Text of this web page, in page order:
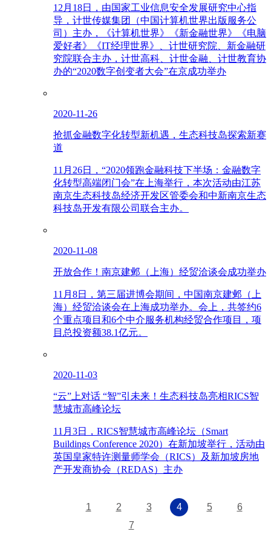
12月18日，由国家工业信息安全发展研究中心指
导，计世传媒集团（中国计算机世界出版服务公
司）主办，《计算机世界》《新金融世界》《电脑
爱好者》《IT经理世界》、计世研究院、新金融研
究院联合主办，计世高科、计世金融、计世教育协
办的“2020数字创变者大会”在京成功举办
2020-11-26
抢抓金融数字化转型新机遇，生态科技岛探索新赛
道
11月26日，“2020领跑金融科技下半场：金融数字
化转型高端闭门会”在上海举行，本次活动由江苏
南京生态科技岛经济开发区管委会和中新南京生态
科技岛开发有限公司联合主办。
2020-11-08
开放合作！南京建邺（上海）经贸洽谈会成功举办
11月8日，第三届进博会期间，中国南京建邺（上
海）经贸洽谈会在上海成功举办。会上，共签约6
个重点项目和6个中介服务机构经贸合作项目，项
目总投资额38.1亿元。
2020-11-03
“云”上对话 “智”引未来！生态科技岛亮相RICS智
慧城市高峰论坛
11月3日，RICS智慧城市高峰论坛（Smart
Buildings Conference 2020）在新加坡举行，活动由
英国皇家特许测量师学会（RICS）及新加坡房地
产开发商协会（REDAS）主办
1 2 3 4 5
6
7